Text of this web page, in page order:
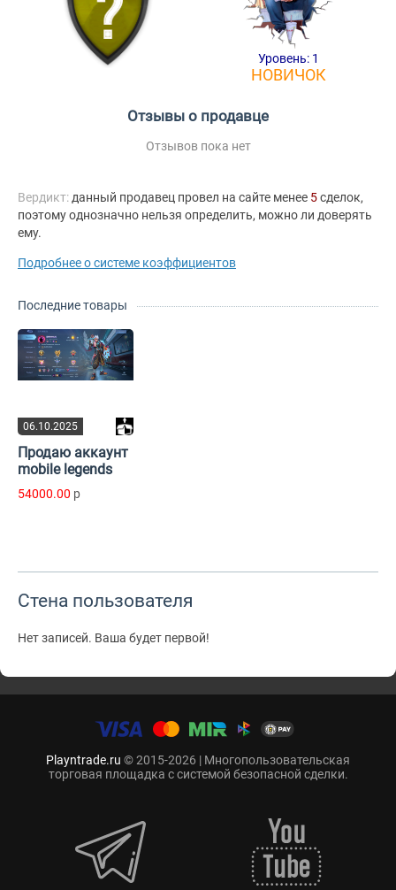
Уровень: 1
НОВИЧОК
Отзывы о продавце
Отзывов пока нет
Вердикт: данный продавец провел на сайте менее 5сделок,
поэтому однозначно нельзя определить, можно ли доверять
ему.
Подробнее о системе коэффициентов
Последние товары
06.10.2025
Продаю аккаунт
mobile legends
54000.00 p
Стена пользователя
Нет записей. Ваша будет первой!
Playntrade.ru © 2015-2026 | Многопользовательская
торговая площадка с системой безопасной сделки.